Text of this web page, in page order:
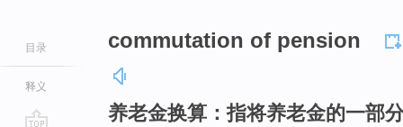
目录
释义
commutation of pension
养老金换算：指将养老金的一部